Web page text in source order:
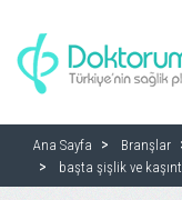
Ana Sayfa Branşlar
başta şişlik ve